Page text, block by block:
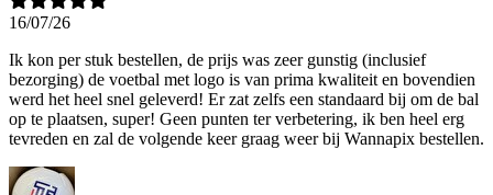
16/07/26
Ik kon per stuk bestellen, de prijs was zeer gunstig (inclusief
bezorging) de voetbal met logo is van prima kwaliteit en bovendien
werd het heel snel geleverd! Er zat zelfs een standaard bij om de bal
op te plaatsen, super! Geen punten ter verbetering, ik ben heel erg
tevreden en zal de volgende keer graag weer bij Wannapix bestellen.